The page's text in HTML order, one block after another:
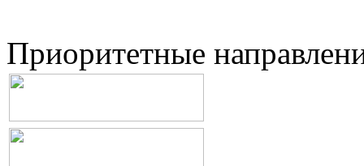
Приоритетные